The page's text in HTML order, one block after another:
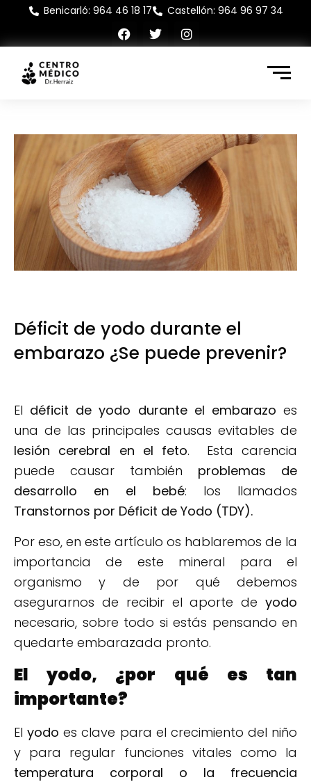
Benicarló: 964 46 18 17 Castellón: 964 96 97 34
Déficit de yodo durante el
embarazo ¿Se puede prevenir?
El déficit de yodo durante el embarazo es
una de las principales causas evitables de
lesión cerebral en el feto. Esta carencia
puede causar también problemas de
desarrollo en el bebé: los llamados
Transtornos por Déficit de Yodo (TDY).
Por eso, en este artículo os hablaremos de la
importancia de este mineral para el
organismo y de por qué debemos
asegurarnos de recibir el aporte de yodo
necesario, sobre todo si estás pensando en
quedarte embarazada pronto.
El yodo, ¿por qué es tan
importante?
Elyodo es clave para el crecimiento del niño
y para regular funciones vitales como la
temperatura corporal o la frecuencia